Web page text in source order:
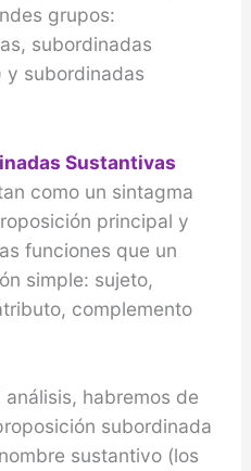
grupos:
subordinadas
y subordinadas
Sustantivas
como un sintagma
principal y
funciones que un
simple: sujeto,
complemento
habremos de
subordinada
sustantivo (los